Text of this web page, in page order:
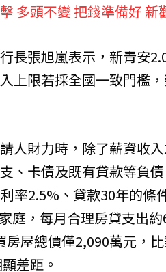
多頭不變 把錢準備好 新
長張旭嵐表示，新青安
上限若採全國一致門檻
人財力時，除了薪資收
、卡債及既有貸款等負
率2.5%、貸款30年的條
庭，每月合理房貸支出
屋總價僅2,090萬元，
差距。